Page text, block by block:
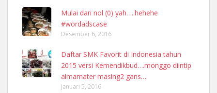
Mulai dari nol (0) yah…..hehehe
#wordadscase
Desember 6, 2016
Daftar SMK Favorit di Indonesia tahun
2015 versi Kemendikbud….monggo diintip
almamater masing2 gans….
Januari 5, 2016